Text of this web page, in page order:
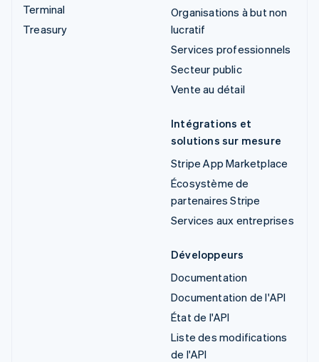
Terminal
Treasury
Organisations à but non
lucratif
Services professionnels
Secteur public
Vente au détail
Intégrations et
solutions sur mesure
Stripe App Marketplace
Écosystème de
partenaires Stripe
Services aux entreprises
Développeurs
Documentation
Documentation de l'API
État de l'API
Liste des modifications
de l'API